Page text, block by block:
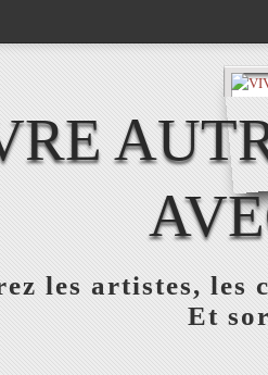
les artistes, les
Et